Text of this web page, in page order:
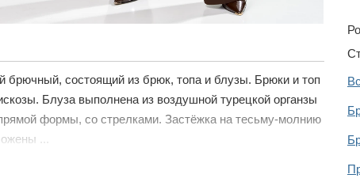
брючный, состоящий из брюк, топа и блузы. Брюки и топ
Блуза выполнена из воздушной турецкой органзы
формы, со стрелками. Застёжка на тесьму-молнию
...